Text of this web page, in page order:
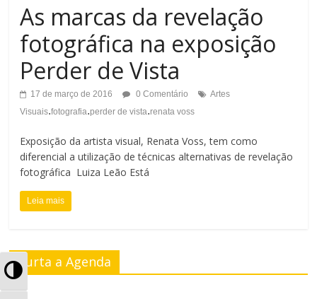
A
As marcas da revelação
fotográfica na exposição
Perder de Vista
17 de março de 2016 0 Comentário
Artes
Visuais.fotografia.perder de vista.renata voss
Exposição da artista visual, Renata Voss, tem como
diferencial a utilização de técnicas alternativas de revelação
fotográfica Luiza Leão Está
Leia mais
Curta a Agenda